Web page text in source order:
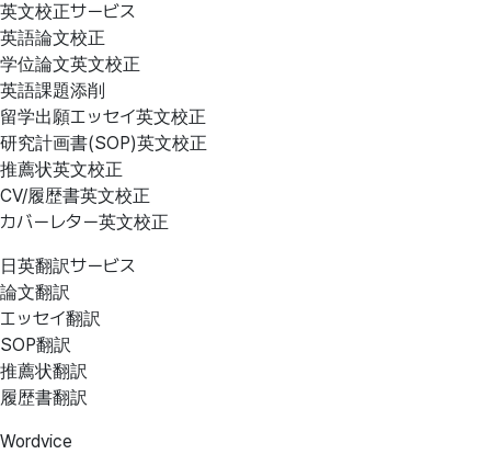
英文校正サービス
英語論文校正
学位論文英文校正
英語課題添削
留学出願エッセイ英文校正
研究計画書(SOP)英文校正
推薦状英文校正
CV/履歴書英文校正
カバーレター英文校正
日英翻訳サービス
論文翻訳
エッセイ翻訳
SOP翻訳
推薦状翻訳
履歴書翻訳
Wordvice